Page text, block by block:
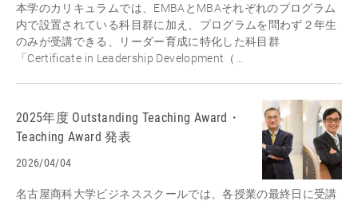
本学のカリキュラムでは、EMBAとMBAそれぞれのプログラム
内で設置されている科目群に加え、プログラムを問わず２年生
のみが受講できる、リーダー育成に特化した科目群
「Certificate in Leadership Development（...
2025年度 Outstanding Teaching Award・
Teaching Award 発表
2026/04/04
名古屋商科大学ビジネススクールでは、各授業の最終日に受講